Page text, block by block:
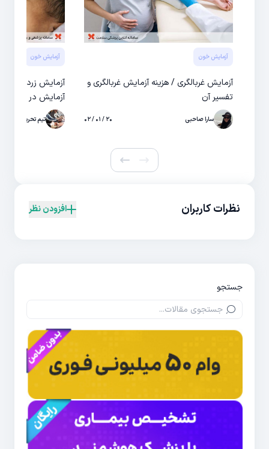
آزمایش خون
آزمایش غربالگری / هزینه آزمایش غربالگری و
تفسیر آن
سارا صاحبی ۲۰ / ۰۱ / ۰۲
آزمایش خون
آزمایش زردی
آزمایش در منزل
تیم تحریریه
نظرات کاربران افزودن نظر
جستجو